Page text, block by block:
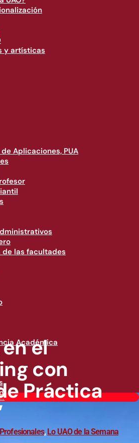
y artísticas
Aplicaciones, PUA
de las facultades
Académica
el
con
Práctica
, Lo UAO de la Semana